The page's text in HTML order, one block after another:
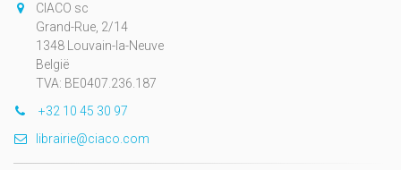
CIACO sc
Grand-Rue, 2/14
1348 Louvain-la-Neuve
België
TVA: BE0407.236.187
+32 10 45 30 97
librairie@ciaco.com